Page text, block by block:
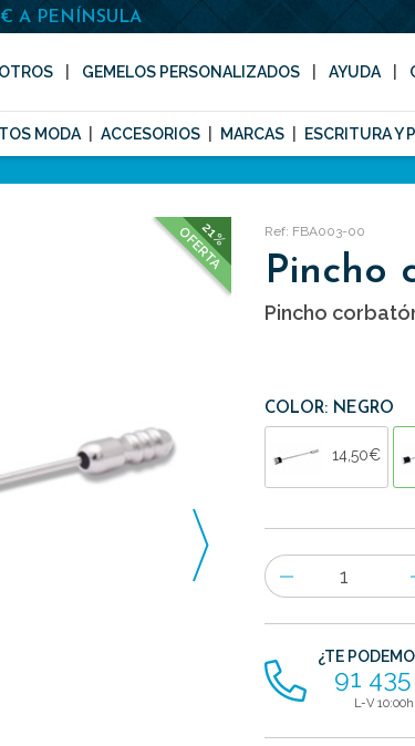
A PENÍNSULA
GEMELOS PERSONALIZADOS AYUDA
MODA ACCESORIOS MARCAS ESCRITURA Y
21%
OFERTA Ref: FBA003-00
Pincho
Pincho
COLOR: NEGRO
14,50€
Número
de
artículos
¿TE
91
L-V